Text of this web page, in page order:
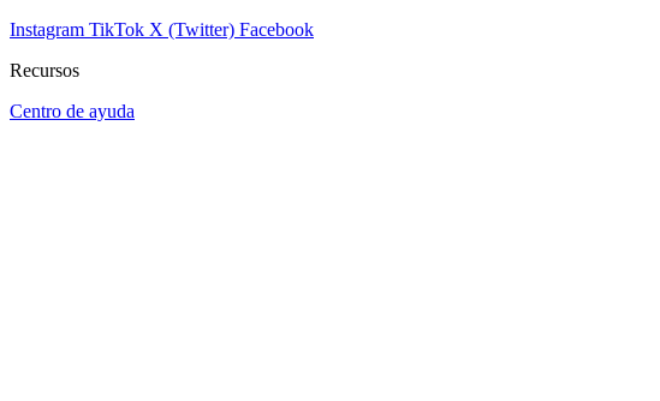
Instagram TikTok X (Twitter) Facebook
Recursos
Centro de ayuda